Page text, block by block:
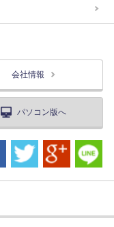
会社情報
パソコン版へ